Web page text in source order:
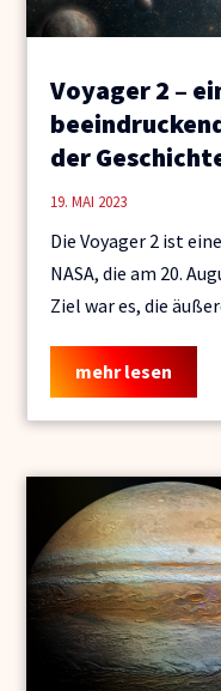
Voyager 2 –
der
19. MAI 2023
Die Voyager 2 ist
NASA, die am 20.
Ziel war es, die
mehr lesen